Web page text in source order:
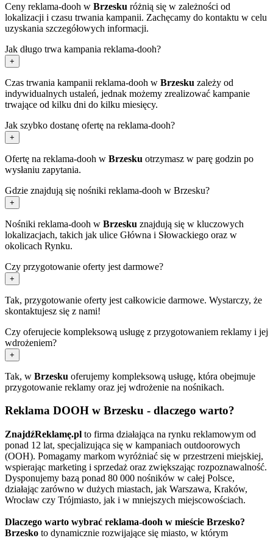
Ceny reklama-dooh w Brzesku różnią się w zależności od
lokalizacji i czasu trwania kampanii. Zachęcamy do kontaktu w celu
uzyskania szczegółowych informacji.
Jak długo trwa kampania reklama-dooh?
+
Czas trwania kampanii reklama-dooh w Brzesku zależy od
indywidualnych ustaleń, jednak możemy zrealizować kampanie
trwające od kilku dni do kilku miesięcy.
Jak szybko dostanę ofertę na reklama-dooh?
+
Ofertę na reklama-dooh w Brzesku otrzymasz w parę godzin po
wysłaniu zapytania.
Gdzie znajdują się nośniki reklama-dooh w Brzesku?
+
Nośniki reklama-dooh w Brzesku znajdują się w kluczowych
lokalizacjach, takich jak ulice Główna i Słowackiego oraz w
okolicach Rynku.
Czy przygotowanie oferty jest darmowe?
+
Tak, przygotowanie oferty jest całkowicie darmowe. Wystarczy, że
skontaktujesz się z nami!
Czy oferujecie kompleksową usługę z przygotowaniem reklamy i jej
wdrożeniem?
+
Tak, w Brzesku oferujemy kompleksową usługę, która obejmuje
przygotowanie reklamy oraz jej wdrożenie na nośnikach.
Reklama DOOH w Brzesku - dlaczego warto?
ZnajdźReklamę.pl to firma działająca na rynku reklamowym od
ponad 12 lat, specjalizująca się w kampaniach outdoorowych
(OOH). Pomagamy markom wyróżniać się w przestrzeni miejskiej,
wspierając marketing i sprzedaż oraz zwiększając rozpoznawalność.
Dysponujemy bazą ponad 80 000 nośników w całej Polsce,
działając zarówno w dużych miastach, jak Warszawa, Kraków,
Wrocław czy Trójmiasto, jak i w mniejszych miejscowościach.
Dlaczego warto wybrać reklama-dooh w mieście Brzesko?
Brzesko to dynamicznie rozwijające się miasto, w którym